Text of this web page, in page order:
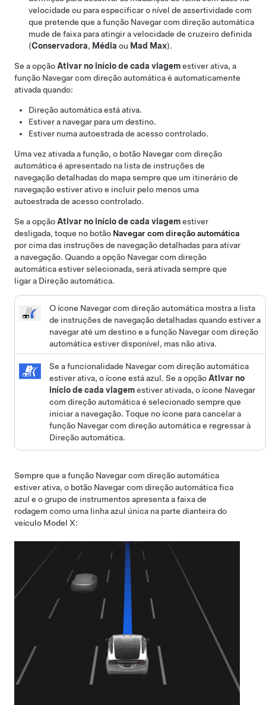
velocidade ou para especificar o nível de assertividade com
que pretende que a função Navegar com direção automática
mude de faixa para atingir a velocidade de cruzeiro definida
(Conservadora, Média ou Mad Max).
Se a opção Ativar no início de cada viagemestiver ativa, a
função Navegar com direção automáticaé automaticamente
ativada quando:
Direção automáticaestá ativa.
Estiver a navegar para um destino.
Estiver numa autoestrada de acesso controlado.
Uma vez ativada a função, o botão Navegar com direção
automáticaé apresentado na lista de instruções de
navegação detalhadas do mapa sempre que um itinerário de
navegação estiver ativo e incluir pelo menos uma
autoestrada de acesso controlado.
Se a opção Ativar no início de cada viagemestiver
desligada, toque no botão Navegar com direção automática
por cima das instruções de navegação detalhadas para ativar
a navegação. Quando a opção Navegar com direção
automáticaestiver selecionada, será ativada sempre que
ligar a Direção automática.
O ícone Navegar com direção automática mostra a lista
de instruções de navegação detalhadas quando estiver a
navegar até um destino e a função Navegar com direção
automáticaestiver disponível, mas não ativa.
Se a funcionalidade Navegar com direção automática
estiver ativa, o ícone está azul. Se a opção Ativar no
início de cada viagemestiver ativada, o ícone Navegar
com direção automáticaé selecionado sempre que
iniciar a navegação. Toque no ícone para cancelar a
função Navegar com direção automáticae regressar à
Direção automática.
Sempre que a função Navegar com direção automática
estiver ativa, o botão Navegar com direção automáticafica
azul e ogrupo de instrumentosapresenta a faixa de
rodagem como uma linha azul única na parte dianteira do
veículo Model X: